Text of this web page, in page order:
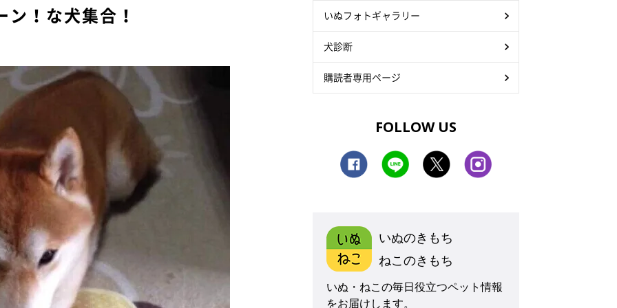
ン！な犬集合！ いぬフォトギャラリー
犬診断
購読者専用ページ
FOLLOW US
いぬのきもち
ねこのきもち
いぬ・ねこの毎日役立つペット情報
をお届けします。